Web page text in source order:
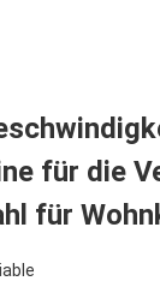
für die
für